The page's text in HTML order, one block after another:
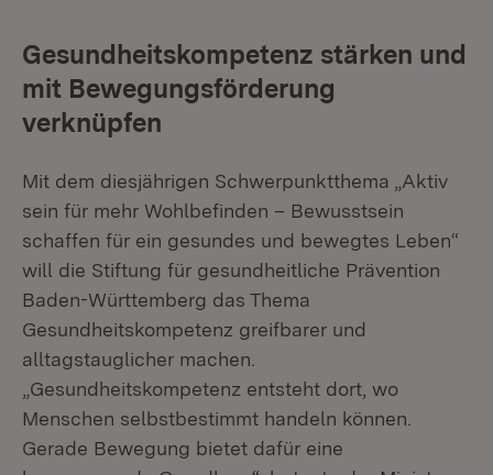
Gesundheitskompetenz stärken und
mit Bewegungsförderung
verknüpfen
Mit dem diesjährigen Schwerpunktthema „Aktiv
sein für mehr Wohlbefinden – Bewusstsein
schaffen für ein gesundes und bewegtes Leben“
will die Stiftung für gesundheitliche Prävention
Baden-Württemberg das Thema
Gesundheitskompetenz greifbarer und
alltagstauglicher machen.
„Gesundheitskompetenz entsteht dort, wo
Menschen selbstbestimmt handeln können.
Gerade Bewegung bietet dafür eine